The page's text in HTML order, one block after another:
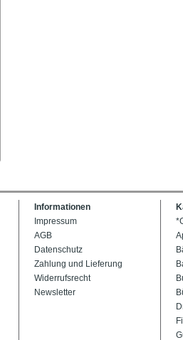
Informationen
Impressum
AGB
Datenschutz
Zahlung und Lieferung
Widerrufsrecht
Newsletter